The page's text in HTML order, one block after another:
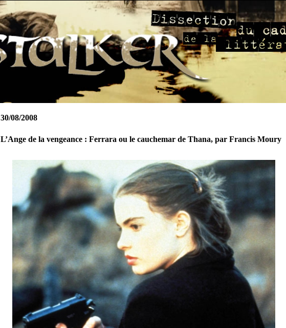
30/08/2008
L’Ange de la vengeance : Ferrara ou le cauchemar de Thana, par Francis Moury